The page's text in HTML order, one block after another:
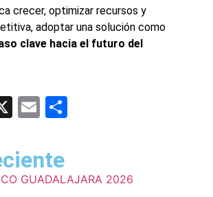
crecer, optimizar recursos y
adoptar una solución como
clave hacia el futuro del
X Email